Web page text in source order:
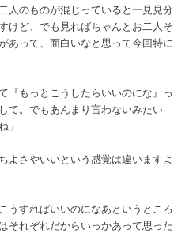
人のものが混じっていると一見見分
けど、でも見ればちゃんとお二人そ
あって、面白いなと思って今回特に
『もっとこうしたらいいのにな』っ
て。でもあんまり言わないみたい
」
さやいいという感覚は違いますよ
うすればいいのになあというところ
それぞれだからいっかあって思った